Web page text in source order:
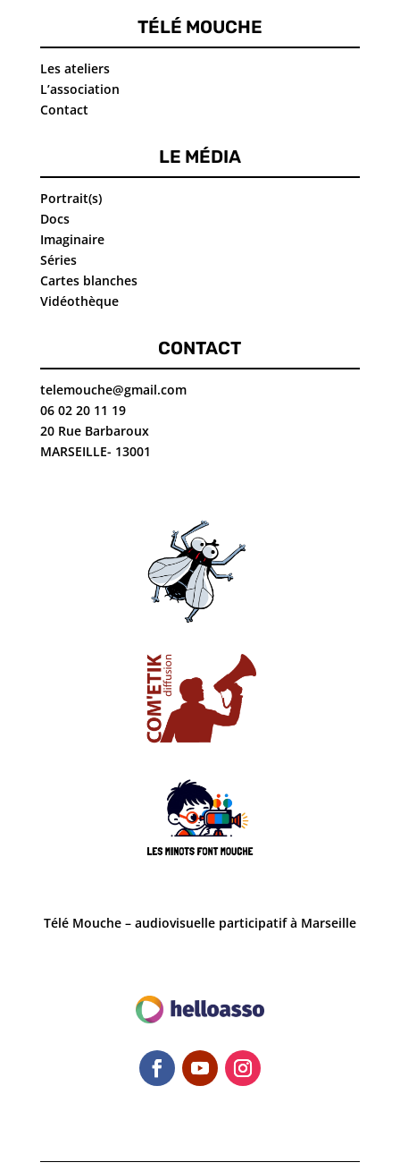
TÉLÉ MOUCHE
Les ateliers
L’association
Contact
LE MÉDIA
Portrait(s)
Docs
Imaginaire
Séries
Cartes blanches
Vidéothèque
CONTACT
telemouche@gmail.com
06 02 20 11 19
20 Rue Barbaroux
MARSEILLE- 13001
Télé Mouche – audiovisuelle participatif à Marseille